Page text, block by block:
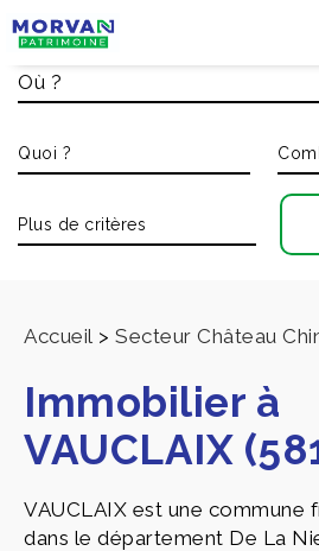
Accueil > Secteur Château
Immobilier à
VAUCLAIX
VAUCLAIX est une commune
dans le département De La